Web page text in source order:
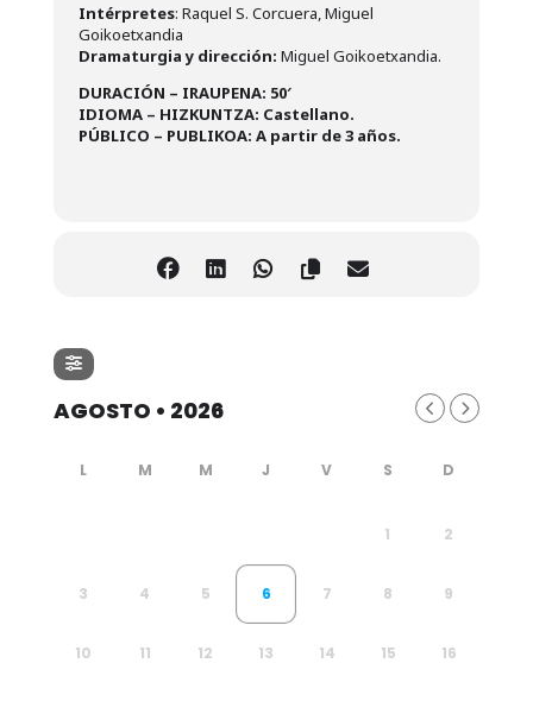
Intérpretes: Raquel S. Corcuera, Miguel
Goikoetxandia
Dramaturgia y dirección: Miguel Goikoetxandia.
DURACIÓN – IRAUPENA: 50′
IDIOMA – HIZKUNTZA: Castellano.
PÚBLICO – PUBLIKOA: A partir de 3 años.
AGOSTO • 2026
1 2
3 4 5 6 7 8 9
10 11 12 13 14 15 16